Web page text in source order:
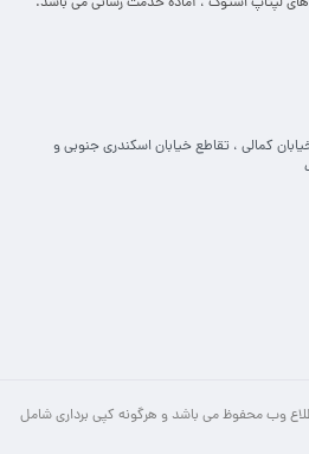
کمالی ، تقاطع خیابان اسکندری جنوبی و
وب محفوظ می باشد و هرگونه کپی برداری شامل